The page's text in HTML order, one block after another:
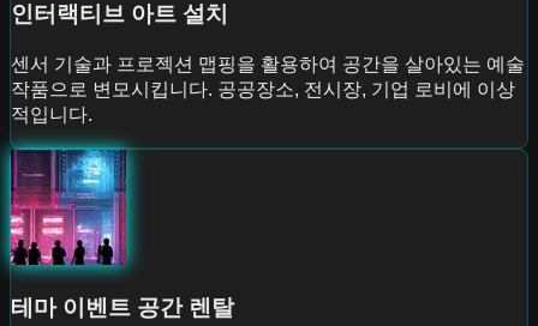
인터랙티브 아트 설치
센서 기술과 프로젝션 맵핑을 활용하여 공간을 살아있는 예술
작품으로 변모시킵니다. 공공장소, 전시장, 기업 로비에 이상
적입니다.
테마 이벤트 공간 렌탈